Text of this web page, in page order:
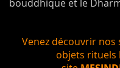
bouddhique et le
Venez découvrir
objets rituels